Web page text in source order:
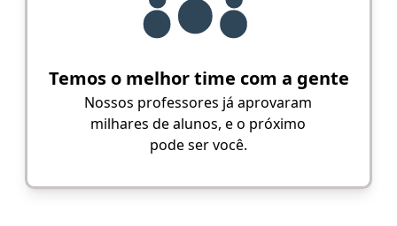
Temos o melhor time com a gente
Nossos professores já aprovaram
milhares de alunos, e o próximo
pode ser você.